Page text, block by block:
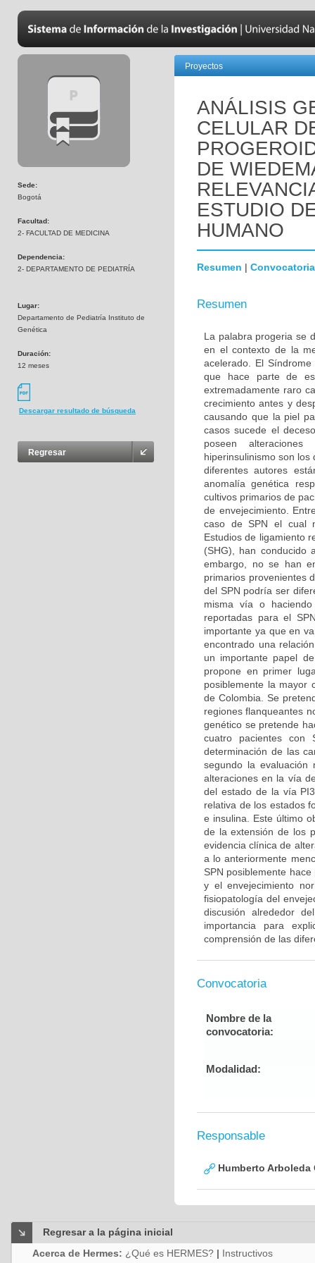
Sede:
Bogotá
Facultad:
2- FACULTAD DE MEDICINA
Dependencia:
2- DEPARTAMENTO DE PEDIATRÍA
Lugar:
Departamento de Pediatría Instituto de
Genética
Duración:
12 meses
Descargar resultado de búsqueda
Regresar
Proyectos
ANÁLISIS
CELULAR
DE
ESTUDIO
HUMANO
Resumen | Convocatoria
Resumen
La palabra progeria se
en el contexto de la
acelerado. El
que hace parte de
extremadamente raro
crecimiento antes y
causando que la piel
casos sucede el
poseen alteraciones
hiperinsulinismo son
diferentes autores
anomalía genética
cultivos primarios de
de envejecimiento.
caso de SPN el cual
Estudios de ligamiento
(SHG), han conducido
embargo, no se han
primarios provenientes
del SPN podría ser
misma vía o
reportadas para el
importante ya que en
encontrado una
un importante papel
propone en primer
posiblemente la mayor
de Colombia. Se
regiones flanqueantes
genético se pretende
cuatro pacientes con
determinación de las
segundo la evaluación
alteraciones en la vía
del estado de la vía
relativa de los estados
e insulina. Este último
de la extensión de los
evidencia clínica de
a lo anteriormente
SPN posiblemente
y el envejecimiento
fisiopatología del
discusión alrededor
importancia para
comprensión de las
Convocatoria
Nombre de la
convocatoria:
Modalidad:
Responsable
Humberto Arboleda
Regresar a la página inicial
Acerca de Hermes: ¿Qué es HERMES? | Instructivos